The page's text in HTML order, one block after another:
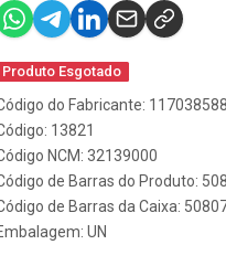
Produto Esgotado
do Fabricante: 117038588
13821
NCM: 32139000
de Barras do Produto:
de Barras da Caixa:
UN